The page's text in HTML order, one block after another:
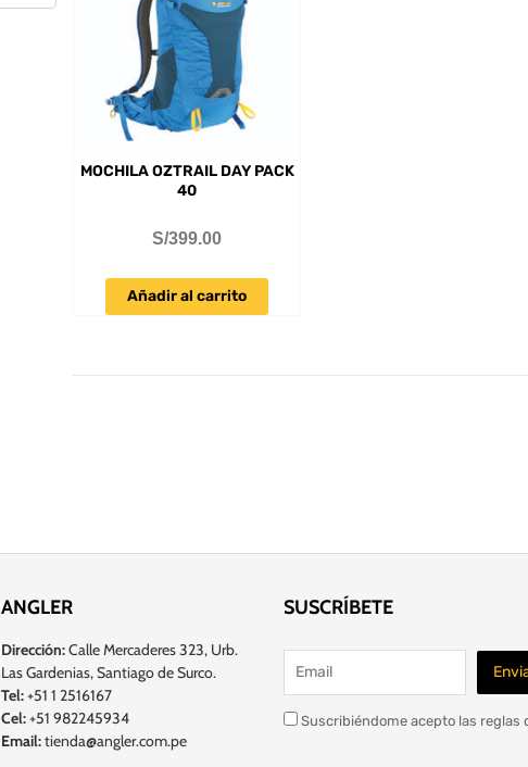
MOCHILA OZTRAIL DAY PACK
40
S/399.00
Añadir al carrito
ANGLER
Dirección:Calle Mercaderes 323, Urb.
Las Gardenias, Santiago de Surco.
Tel:+51 1 2516167
Cel:+51 982245934
Email:tienda@angler.com.pe
SUSCRÍBETE
Suscribiéndome acepto las reglas